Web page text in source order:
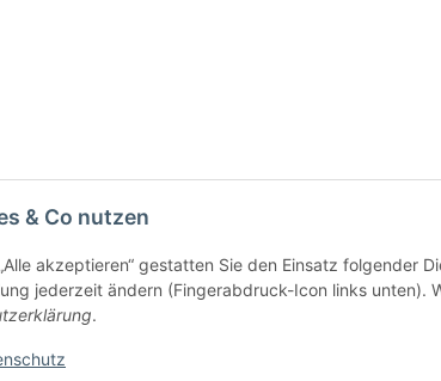
& Co nutzen
akzeptieren“ gestatten Sie den Einsatz folgender
jederzeit ändern (Fingerabdruck-Icon links unten).
.